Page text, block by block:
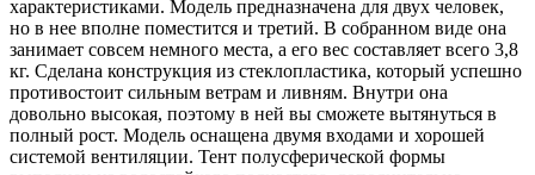
характеристиками. Модель предназначена для двух человек,
но в нее вполне поместится и третий. В собранном виде она
занимает совсем немного места, а его вес составляет всего 3,8
кг. Сделана конструкция из стеклопластика, который успешно
противостоит сильным ветрам и ливням. Внутри она
довольно высокая, поэтому в ней вы сможете вытянуться в
полный рост. Модель оснащена двумя входами и хорошей
системой вентиляции. Тент полусферической формы